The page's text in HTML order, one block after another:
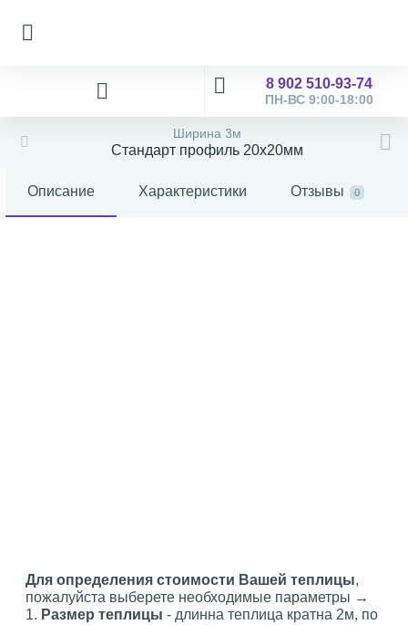
8 902 510-93-74
ПН-ВС 9:00-18:00
Ширина 3м
Стандарт профиль 20х20мм
Описание Характеристики Отзывы 0
Для определения стоимости Вашей теплицы,
пожалуйста выберете необходимые параметры →
1. Размер теплицы - длинна теплица кратна 2м, по